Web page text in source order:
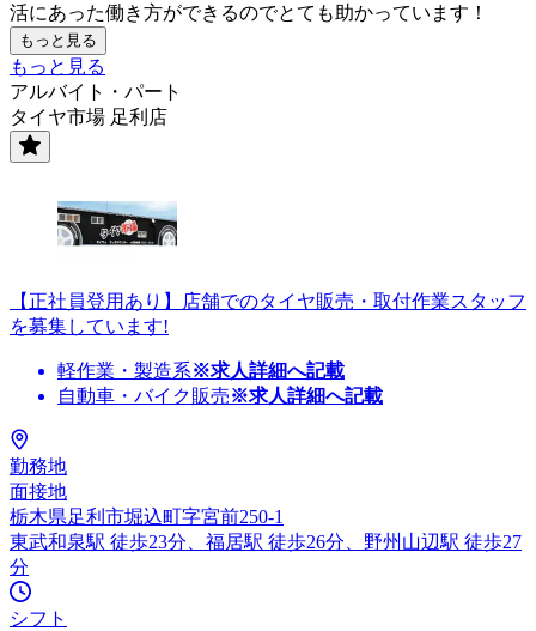
活にあった働き方ができるのでとても助かっています！
もっと見る
もっと見る
アルバイト・パート
タイヤ市場 足利店
【正社員登用あり】店舗でのタイヤ販売・取付作業スタッフ
を募集しています!
軽作業・製造系※求人詳細へ記載
自動車・バイク販売※求人詳細へ記載
勤務地
面接地
栃木県足利市堀込町字宮前250-1
東武和泉駅 徒歩23分、福居駅 徒歩26分、野州山辺駅 徒歩27
分
シフト